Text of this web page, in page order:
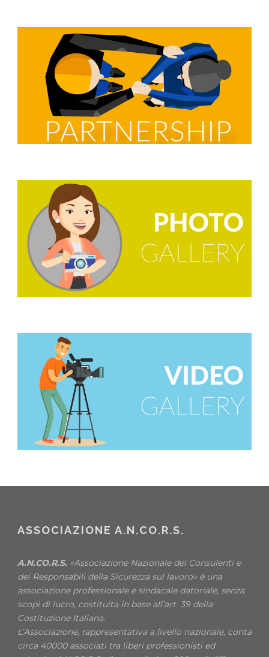
ASSOCIAZIONE A.N.CO.R.S.
A.N.CO.R.S. «Associazione Nazionale dei Consulenti e
dei Responsabili della Sicurezza sul lavoro» è una
associazione professionale e sindacale datoriale, senza
scopi di lucro, costituita in base all’art. 39 della
Costituzione Italiana.
L’Associazione, rappresentativa a livello nazionale, conta
circa 40000 associati tra liberi professionisti ed